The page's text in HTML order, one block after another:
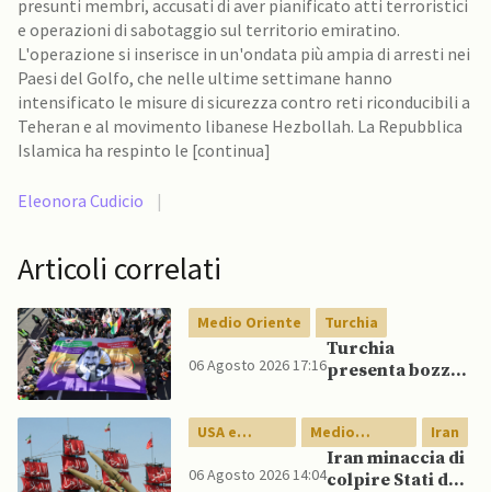
presunti membri, accusati di aver pianificato atti terroristici
e operazioni di sabotaggio sul territorio emiratino.
L'operazione si inserisce in un'ondata più ampia di arresti nei
Paesi del Golfo, che nelle ultime settimane hanno
intensificato le misure di sicurezza contro reti riconducibili a
Teheran e al movimento libanese Hezbollah. La Repubblica
Islamica ha respinto le [continua]
Eleonora Cudicio |
Articoli correlati
Medio Oriente Turchia
06 Agosto 2026 17:16
Turchia
presenta bozza
integrazione
milizie curde del
PKK
USA e
Canada
Medio
Oriente
Iran
06 Agosto 2026 14:04
Iran minaccia di
colpire Stati del